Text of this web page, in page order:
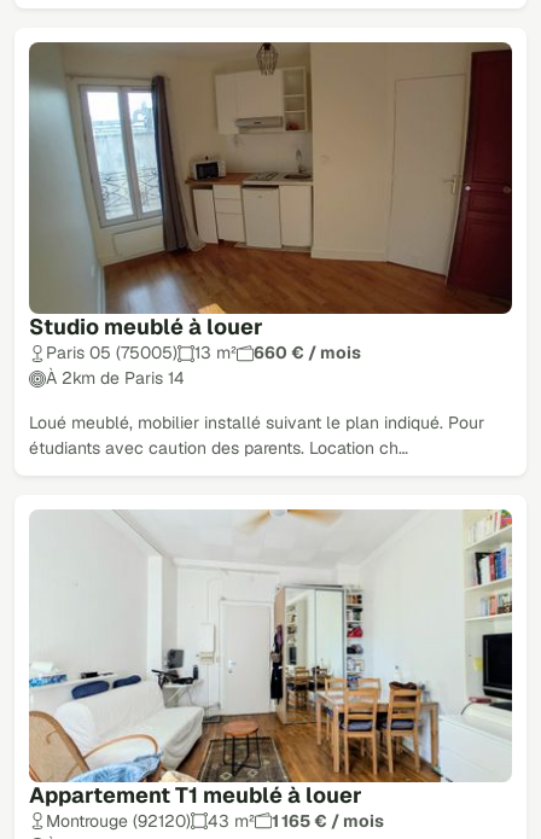
Studio meublé à louer
Paris 05 (75005) 13 m²
660 € / mois
À 2km de Paris 14
Loué meublé, mobilier installé suivant le plan indiqué. Pour
étudiants avec caution des parents. Location ch…
Appartement T1 meublé à louer
Montrouge (92120) 43 m²
1 165 € / mois